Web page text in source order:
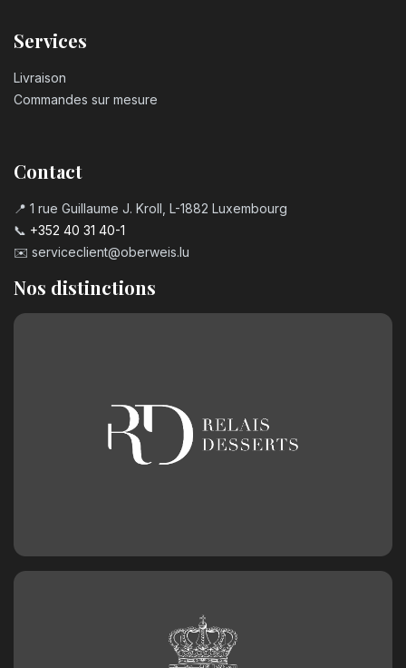
Services
Livraison
Commandes sur mesure
Contact
📍 1 rue Guillaume J. Kroll, L-1882 Luxembourg
📞 +352 40 31 40-1
✉️ serviceclient@oberweis.lu
Nos distinctions